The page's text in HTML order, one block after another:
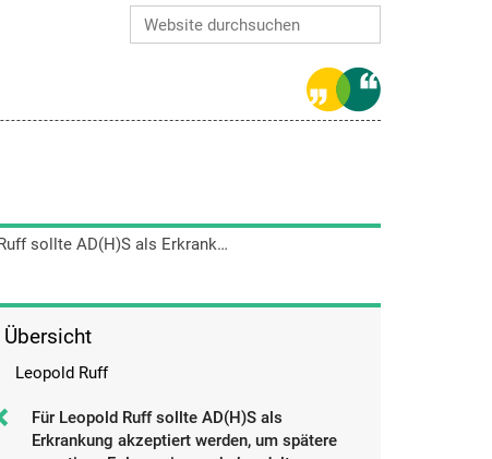
Erweiterte Suche…
Für Leopold Ruff sollte AD(H)S als Erkrankung akzeptiert werden, um spätere negativen Folgen einer unbehandelten AD(H)S zu verhindern.
Übersicht
Leopold Ruff
Für Leopold Ruff sollte AD(H)S als
Erkrankung akzeptiert werden, um spätere